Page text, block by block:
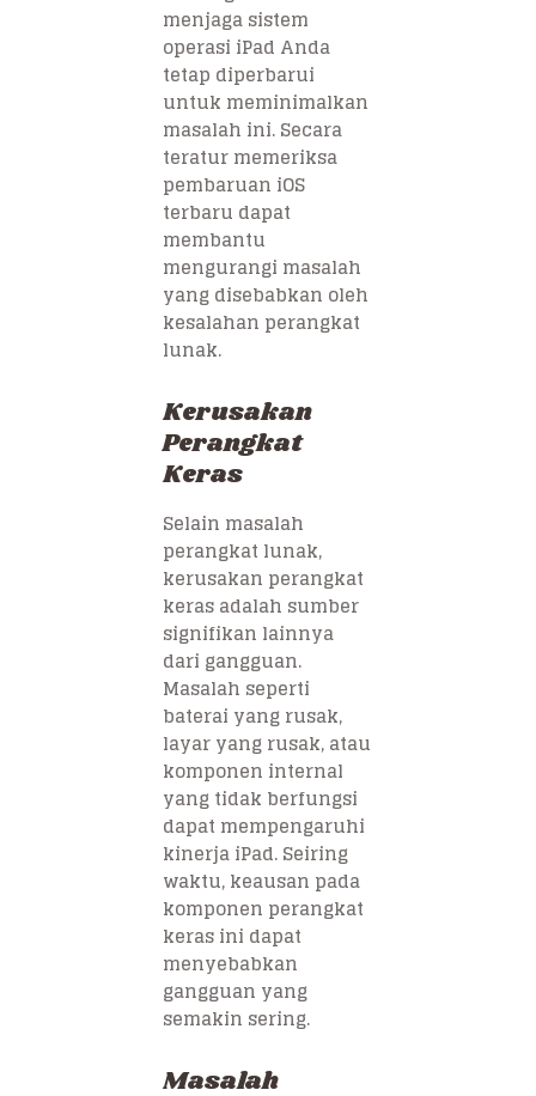
menjaga sistem
operasi iPad Anda
tetap diperbarui
untuk meminimalkan
masalah ini. Secara
teratur memeriksa
pembaruan iOS
terbaru dapat
membantu
mengurangi masalah
yang disebabkan oleh
kesalahan perangkat
lunak.
Kerusakan
Perangkat
Keras
Selain masalah
perangkat lunak,
kerusakan perangkat
keras adalah sumber
signifikan lainnya
dari gangguan.
Masalah seperti
baterai yang rusak,
layar yang rusak, atau
komponen internal
yang tidak berfungsi
dapat mempengaruhi
kinerja iPad. Seiring
waktu, keausan pada
komponen perangkat
keras ini dapat
menyebabkan
gangguan yang
semakin sering.
Masalah